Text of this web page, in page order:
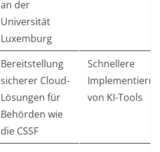
an der
Universität
Luxemburg
Bereitstellung
sicherer Cloud-
Lösungen für
Behörden wie
die CSSF
Schnellere
von KI-Tools